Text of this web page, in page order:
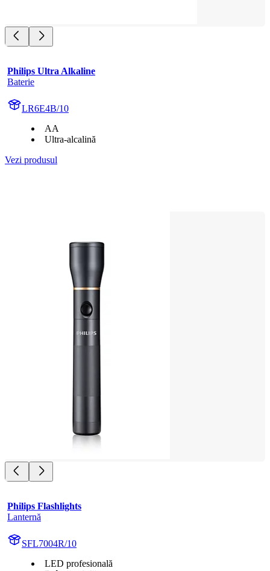
Philips Ultra Alkaline
Baterie
LR6E4B/10
AA
Ultra-alcalină
Vezi produsul
Philips Flashlights
Lanternă
SFL7004R/10
LED profesională